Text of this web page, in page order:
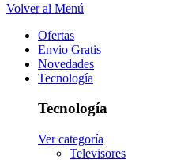
Volver al Menú
Ofertas
Envio Gratis
Novedades
Tecnología
Tecnología
Ver categoría
Televisores